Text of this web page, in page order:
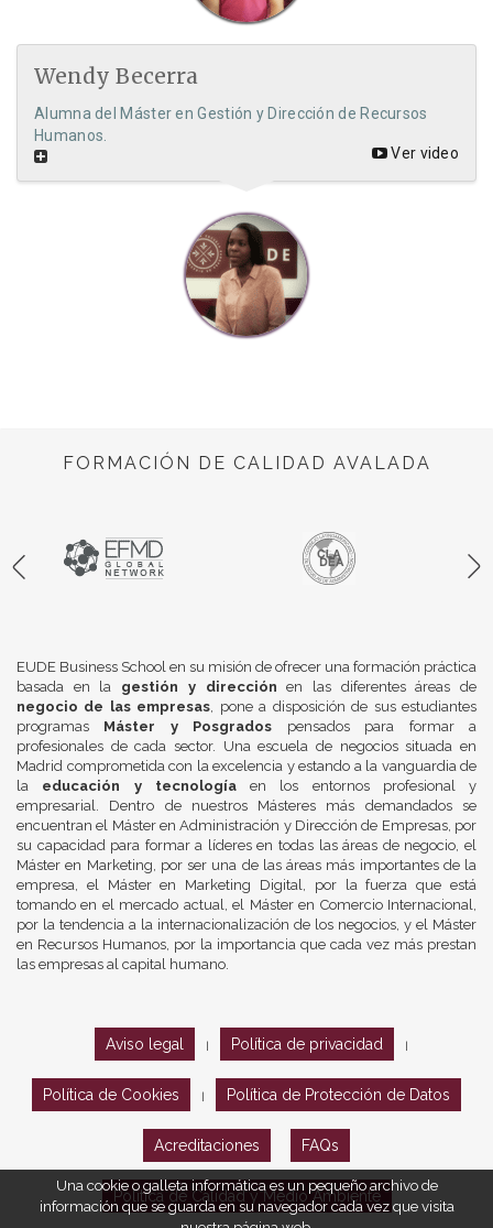
Wendy Becerra
Alumna del Máster en Gestión y Dirección de Recursos
Humanos.
Ver video
FORMACIÓN DE CALIDAD AVALADA
EUDE Business School en su misión de ofrecer una formación práctica
basada en la gestión y dirección en las diferentes áreas de
negocio de las empresas, pone a disposición de sus estudiantes
programas Máster y Posgrados pensados para formar a
profesionales de cada sector. Una escuela de negocios situada en
Madrid comprometida con la excelencia y estando a la vanguardia de
la educación y tecnologíaen los entornos profesional y
empresarial. Dentro de nuestros Másteres más demandados se
encuentran el Máster en Administración y Dirección de Empresas, por
su capacidad para formar a líderes en todas las áreas de negocio, el
Máster en Marketing, por ser una de las áreas más importantes de la
empresa, el Máster en Marketing Digital, por la fuerza que está
tomando en el mercado actual, el Máster en Comercio Internacional,
por la tendencia a la internacionalización de los negocios, y el Máster
en Recursos Humanos, por la importancia que cada vez más prestan
las empresas al capital humano.
Aviso legal Política de privacidad
Política de Cookies Política de Protección de Datos
Acreditaciones FAQs
Política de Calidad y Medio Ambiente
Una cookie o galleta informática es un pequeño archivo de
información que se guarda en su navegador cada vez que visita